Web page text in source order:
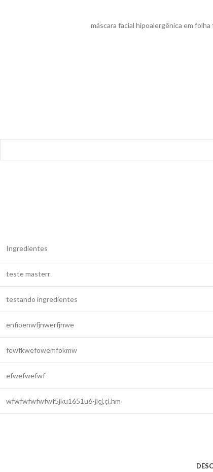
máscara facial hipoalergênica em
Ingredientes
teste masterr
testando ingredientes
enfioenwfjnwerfjnwe
fewfkwefowemfokmw
efwefwefwf
wfwfwfwfwfwf5jku1651u6-jlçj,çl,hm